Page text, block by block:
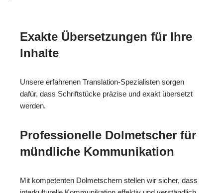
Exakte Übersetzungen für Ihre
Inhalte
Unsere erfahrenen Translation-Spezialisten sorgen
dafür, dass Schriftstücke präzise und exakt übersetzt
werden.
Professionelle Dolmetscher für
mündliche Kommunikation
Mit kompetenten Dolmetschern stellen wir sicher, dass